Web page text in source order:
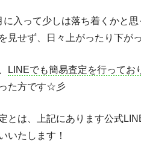
に入って少しは落ち着くかと
見せず、日々上がったり下が
LINEでも簡易査定を行ってお
た方です☆彡
とは、上記にあります公式
いたします！